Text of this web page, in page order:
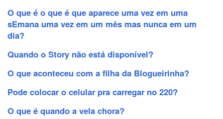
O que é o que é que aparece uma vez em uma
sEmana uma vez em um mês mas nunca em um
dia?
Quando o Story não está disponível?
O que aconteceu com a filha da Blogueirinha?
Pode colocar o celular pra carregar no 220?
O que é quando a vela chora?